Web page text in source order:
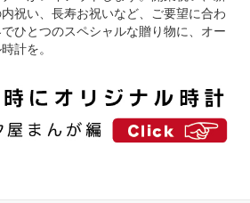
祝い、長寿お祝いなど、ご要望に合わ
ひとつのスペシャルな贈り物に、オー
計を。